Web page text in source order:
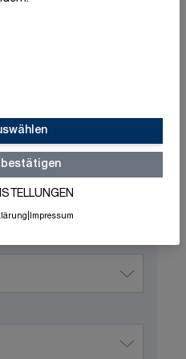
bestätigen
Impressum
Made in Germany
wählen